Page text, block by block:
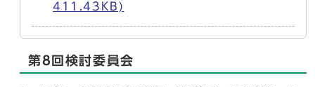
411.43KB)
第8回検討委員会